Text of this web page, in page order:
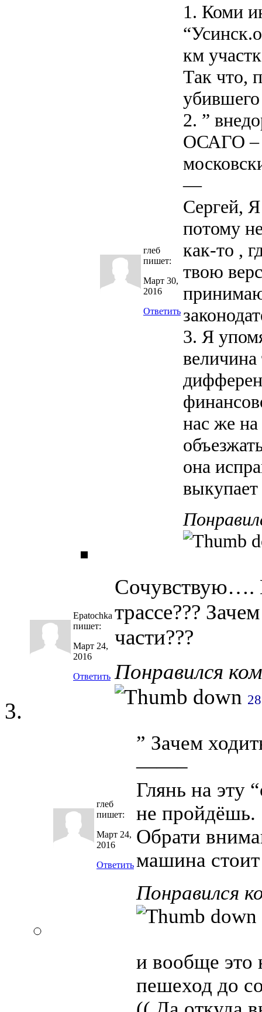
глеб
пишет:
Март 30,
2016
Ответить
1. Коми
км
Так что,
2. ”
ОСАГО –
—
Сергей,
потому
как-то ,
твою
3. Я
нас же
она
выкупает
Epatochka
пишет:
Март 24,
2016
Ответить
Сочувствую….
трассе???
части???
Понравился
28
глеб
пишет:
Март 24,
2016
Ответить
” Зачем
——–
Глянь на эту
не пройдёшь.
Обрати
машина стоит
Понравился
и вообще это
пешеход до